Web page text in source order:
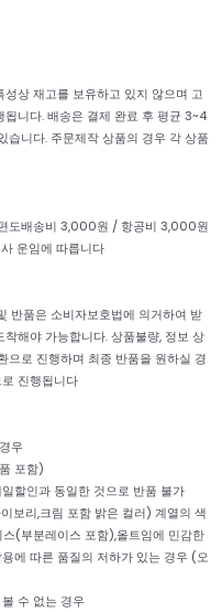
상 재고를 보유하고 있지 않으며 고
니다. 배송은 결제 완료 후 평균 3~4
습니다. 주문제작 상품의 경우 각 상품
도배송비 3,000원 / 항공비 3,000원
운임에 따릅니다
품은 소비자보호법에 의거하여 받
해야 가능합니다. 상품불량, 정보 상
으로 진행하며 최종 반품을 원하실 경
진행됩니다
우
포함)
할인과 동일한 것으로 반품 불가
보리,크림 포함 밝은 컬러) 계열의 색
(부분레이스 포함),올트임에 민감한
에 따른 품질의 저하가 있는 경우 (오
수 없는 경우